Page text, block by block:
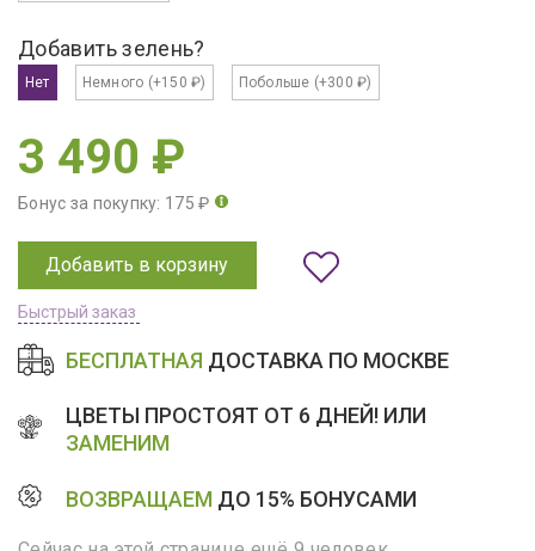
Добавить зелень?
Нет Немного (+150 ₽) Побольше (+300 ₽)
3 490 ₽
Бонус за покупку: 175 ₽
Добавить в корзину
Быстрый заказ
БЕСПЛАТНАЯ ДОСТАВКА ПО МОСКВЕ
ЦВЕТЫ ПРОСТОЯТ ОТ 6 ДНЕЙ! ИЛИ
ЗАМЕНИМ
ВОЗВРАЩАЕМ ДО 15% БОНУСАМИ